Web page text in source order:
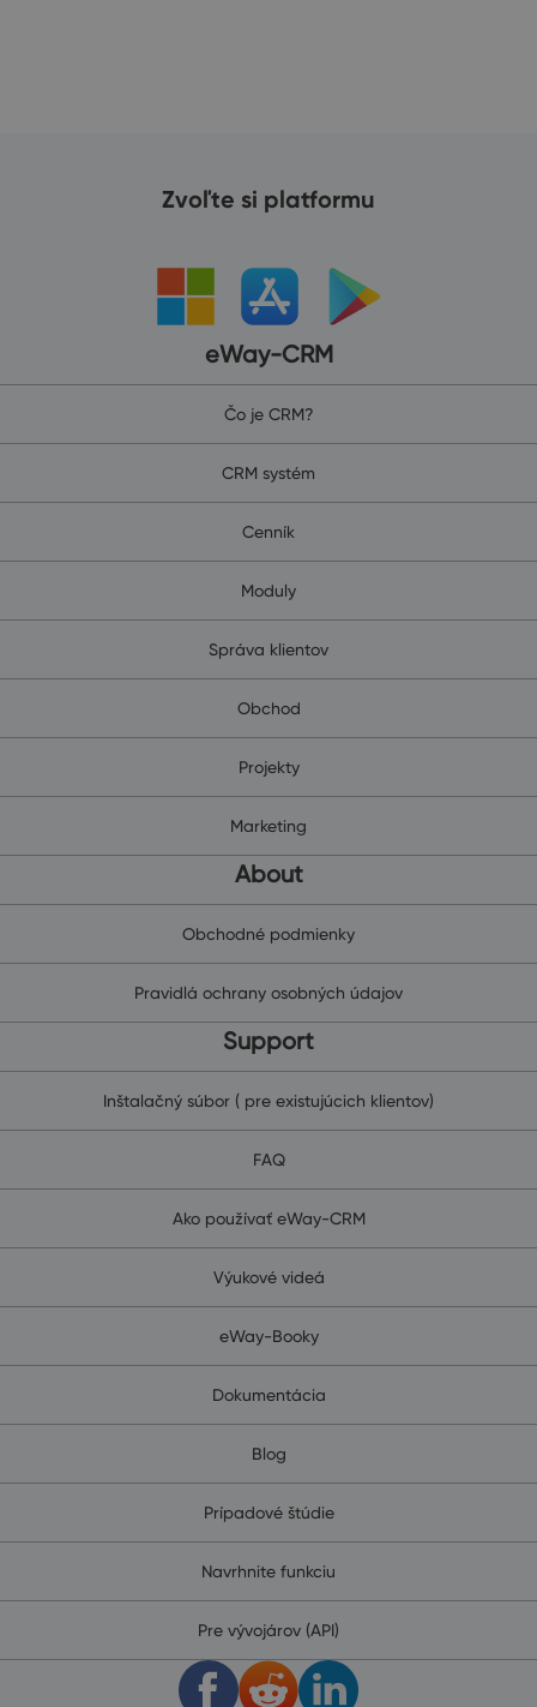
Zvoľte si platformu
eWay-CRM
Čo je CRM?
CRM systém
Cenník
Moduly
Správa klientov
Obchod
Projekty
Marketing
About
Obchodné podmienky
Pravidlá ochrany osobných údajov
Support
Inštalačný súbor ( pre existujúcich klientov)
FAQ
Ako používať eWay-CRM
Výukové videá
eWay-Booky
Dokumentácia
Blog
Prípadové štúdie
Navrhnite funkciu
Pre vývojárov (API)